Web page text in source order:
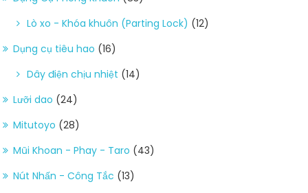
Lò xo - Khóa khuôn (Parting Lock) (12)
Dụng cụ tiêu hao (16)
Dây điện chịu nhiệt (14)
Lưỡi dao (24)
Mitutoyo (28)
Mũi Khoan - Phay - Taro (43)
Nút Nhấn - Công Tắc (13)